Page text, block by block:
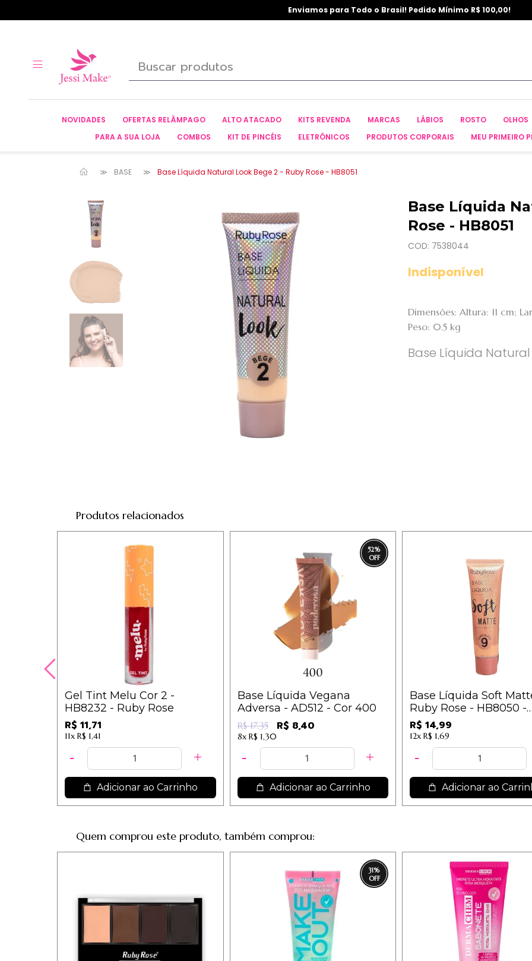
Enviamos para Todo o Brasil! Pedido Mínimo R$ 100,00!
NOVIDADES OFERTAS RELÂMPAGO ALTO ATACADO KITS REVENDA MARCAS LÁBIOS ROSTO OLHOS
PARA A SUA LOJA
COMBOS KIT DE PINCÉIS ELETRÔNICOS PRODUTOS CORPORAIS MEU PRIMEIRO
BASE Base Líquida Natural Look Bege 2 - Ruby Rose - HB8051
Base Líquida
Rose - HB8051
COD: 7538044
Indisponível
Dimensões: Altura: 11 cm;
Peso: 0.5 kg
Base Líquida Natural
Produtos relacionados
Gel Tint Melu Cor 2 -
HB8232 - Ruby Rose
R$ 11,71
11x R$ 1,41
Adicionar ao Carrinho
52%
Base Líquida Vegana
Adversa - AD512 - Cor 400
R$ 17,35 R$ 8,40
8x R$ 1,30
Adicionar ao Carrinho
Base Líquida Soft
Ruby Rose - HB8050 -
Chocolate 09
R$ 14,99
12x R$ 1,69
Adicionar ao
Quem comprou este produto, também comprou:
31%